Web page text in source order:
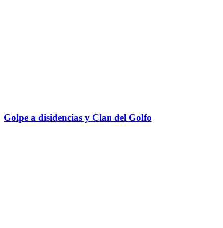
Golpe a disidencias y Clan del Golfo